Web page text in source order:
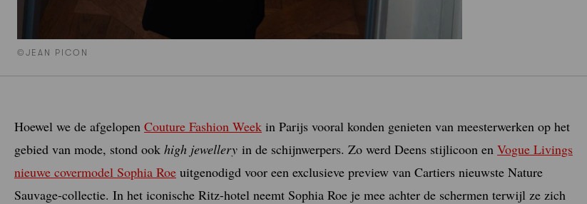
©JEAN PICON
Hoewel we de afgelopen Couture Fashion Week in Parijs vooral konden genieten van meesterwerken op het
gebied van mode, stond ook high jewellery in de schijnwerpers. Zo werd Deens stijlicoon en Vogue Livings
nieuwe covermodel Sophia Roe uitgenodigd voor een exclusieve preview van Cartiers nieuwste Nature
Sauvage-collectie. In het iconische Ritz-hotel neemt Sophia Roe je mee achter de schermen terwijl ze zich